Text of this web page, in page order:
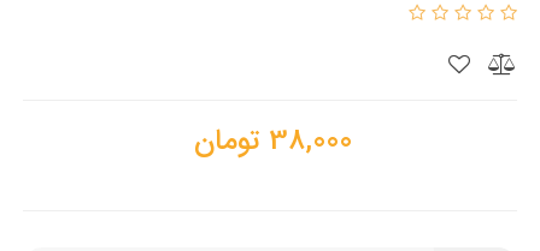
38,000 تومان